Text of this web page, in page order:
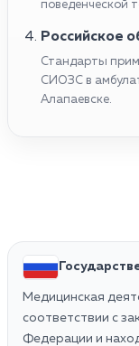
поведенческой
Российское
Стандарты
СИОЗС в
Алапаевске.
Медицинская
соответствии с
Федерации и